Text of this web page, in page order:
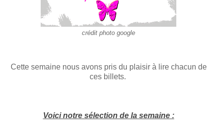
crédit photo google
Cette semaine nous avons pris du plaisir à lire chacun de
ces billets.
Voici notre sélection de la semaine :